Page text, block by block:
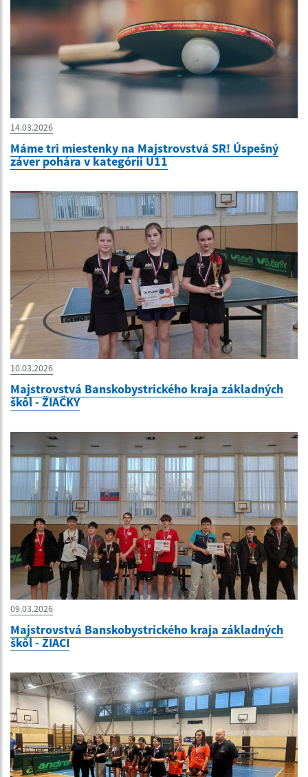
14.03.2026
Máme tri miestenky na Majstrovstvá SR! Úspešný
záver pohára v kategórii U11
10.03.2026
Majstrovstvá Banskobystrického kraja základných
škôl - ŽIAČKY
09.03.2026
Majstrovstvá Banskobystrického kraja základných
škôl - ŽIACI